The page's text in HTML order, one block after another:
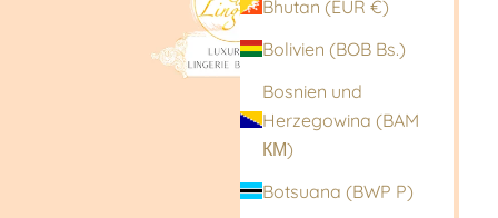
Bhutan (EUR €)
Bolivien (BOB Bs.)
Bosnien und
Herzegowina (BAM
КМ)
Botsuana (BWP P)